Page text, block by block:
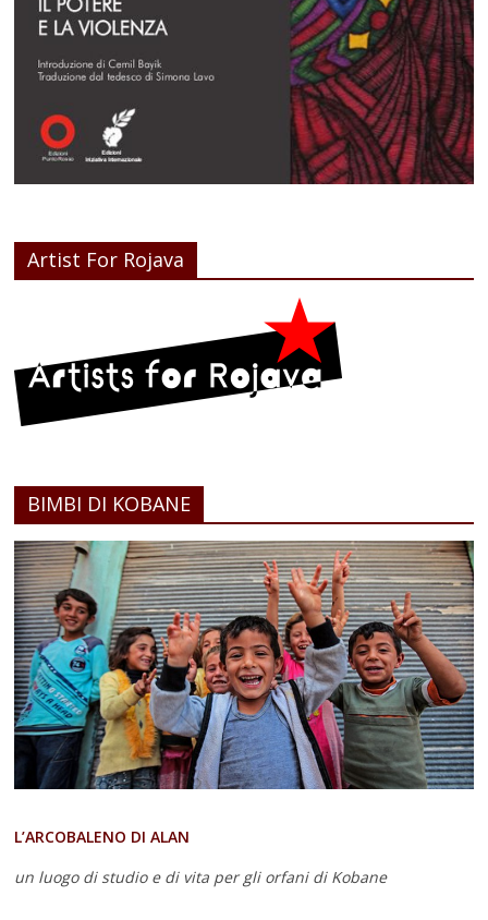
Artist For Rojava
BIMBI DI KOBANE
L’ARCOBALENO DI ALAN
un luogo di studio e di vita per gli orfani di Kobane